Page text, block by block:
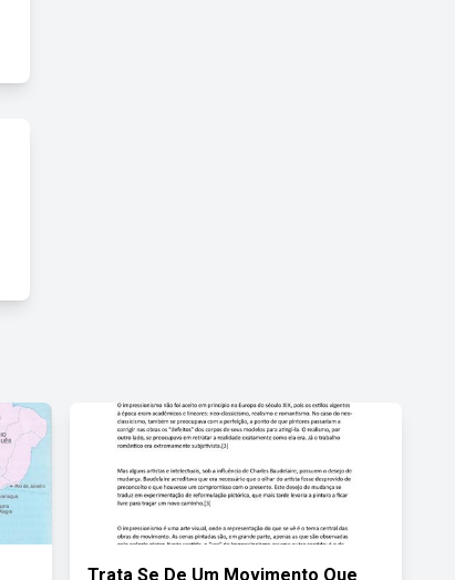
Trata Se De Um Movimento Que